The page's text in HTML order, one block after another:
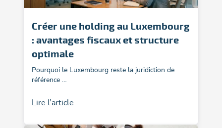
Créer une holding au Luxembourg
: avantages fiscaux et structure
optimale
Pourquoi le Luxembourg reste la juridiction de
référence …
Lire l’article